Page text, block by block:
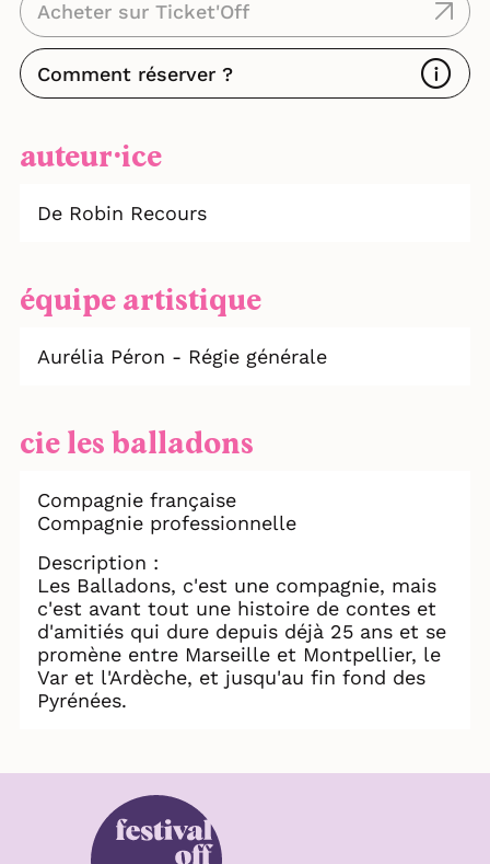
Acheter sur Ticket'Off
Comment réserver ?
auteur⸱ice
De Robin Recours
équipe artistique
Aurélia Péron - Régie générale
cie les balladons
Compagnie française
Compagnie professionnelle
Description :
Les Balladons, c'est une compagnie, mais
c'est avant tout une histoire de contes et
d'amitiés qui dure depuis déjà 25 ans et se
promène entre Marseille et Montpellier, le
Var et l'Ardèche, et jusqu'au fin fond des
Pyrénées.